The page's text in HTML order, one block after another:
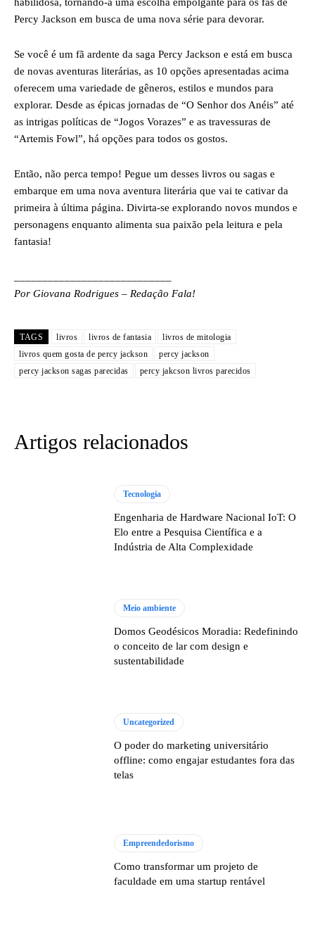
habilidosa, tornando-a uma escolha empolgante para os fãs de
Percy Jackson em busca de uma nova série para devorar.
Se você é um fã ardente da saga Percy Jackson e está em busca
de novas aventuras literárias, as 10 opções apresentadas acima
oferecem uma variedade de gêneros, estilos e mundos para
explorar. Desde as épicas jornadas de “O Senhor dos Anéis” até
as intrigas políticas de “Jogos Vorazes” e as travessuras de
“Artemis Fowl”, há opções para todos os gostos.
Então, não perca tempo! Pegue um desses livros ou sagas e
embarque em uma nova aventura literária que vai te cativar da
primeira à última página. Divirta-se explorando novos mundos e
personagens enquanto alimenta sua paixão pela leitura e pela
fantasia!
Por Giovana Rodrigues – Redação Fala!
TAGS livros livros de fantasia
livros de mitologia
livros quem gosta de percy jackson
percy jackson
percy jackson sagas parecidas
percy jakcson livros parecidos
Artigos relacionados
Tecnologia
Engenharia de Hardware Nacional IoT: O
Elo entre a Pesquisa Científica e a
Indústria de Alta Complexidade
Meio ambiente
Domos Geodésicos Moradia: Redefinindo
o conceito de lar com design e
sustentabilidade
Uncategorized
O poder do marketing universitário
offline: como engajar estudantes fora das
telas
Empreendedorismo
Como transformar um projeto de
faculdade em uma startup rentável